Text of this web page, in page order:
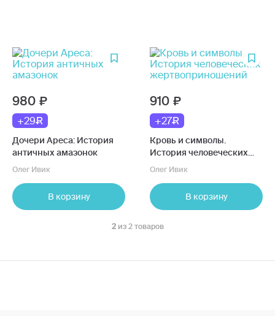
980
+29
Дочери Ареса: История
античных амазонок
Олег Ивик
В корзину
910
+27
Кровь и символы.
История человеческих
жертвоприношений
Олег Ивик
В корзину
2 из 2 товаров